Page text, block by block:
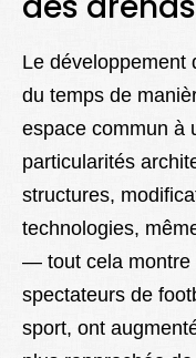
Le développement
du temps de
espace commun à
particularités
structures,
technologies,
— tout cela montre
spectateurs de
sport, ont